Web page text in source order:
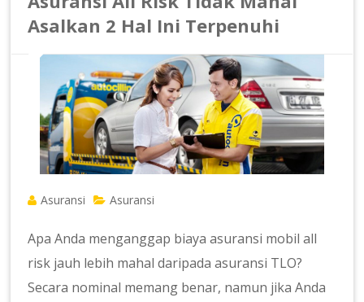
Asalkan 2 Hal Ini Terpenuhi
Asuransi Asuransi
Apa Anda menganggap biaya asuransi mobil all
risk jauh lebih mahal daripada asuransi TLO?
Secara nominal memang benar, namun jika Anda